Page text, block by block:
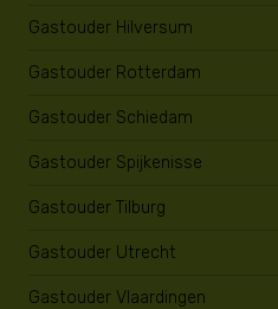
Gastouder Hilversum
Gastouder Rotterdam
Gastouder Schiedam
Gastouder Spijkenisse
Gastouder Tilburg
Gastouder Utrecht
Gastouder Vlaardingen